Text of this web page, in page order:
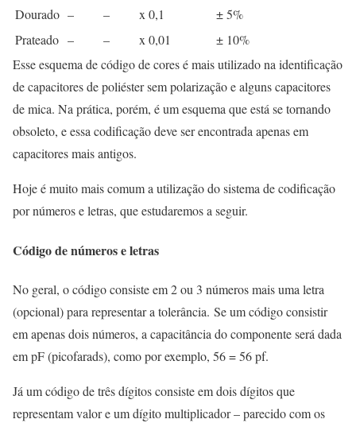
Dourado – – x 0,1
± 5%
Prateado – – x 0,01
± 10%
Esse esquema de código de cores é mais utilizado na identificação
de capacitores de poliéster sem polarização e alguns capacitores
de mica. Na prática, porém, é um esquema que está se tornando
obsoleto, e essa codificação deve ser encontrada apenas em
capacitores mais antigos.
Hoje é muito mais comum a utilização do sistema de codificação
por números e letras, que estudaremos a seguir.
Código de números e letras
No geral, o código consiste em 2 ou 3 números mais uma letra
(opcional) para representar a tolerância. Se um código consistir
em apenas dois números, a capacitância do componente será dada
em pF (picofarads), como por exemplo, 56 = 56 pf.
Já um código de três dígitos consiste em dois dígitos que
representam valor e um dígito multiplicador – parecido com os